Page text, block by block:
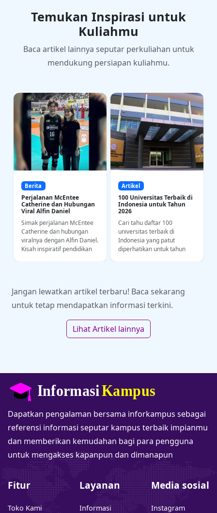
Temukan Inspirasi untuk
Kuliahmu
Baca artikel lainnya seputar perkuliahan untuk
mendukung persiapan kuliahmu.
Berita
Perjalanan McEntee
Catherine dan Hubungan
Viral Alfin Daniel
Simak perjalanan McEntee
Catherine dan hubungan
viralnya dengan Alfin Daniel.
Kisah inspiratif pendidikan
Artikel
100 Universitas Terbaik di
Indonesia untuk Tahun
2026
Cari tahu daftar 100
universitas terbaik di
Indonesia yang patut
diperhatikan untuk tahun
Jangan lewatkan artikel terbaru! Baca sekarang
untuk tetap mendapatkan informasi terkini.
Lihat Artikel lainnya
Dapatkan pengalaman bersama inforkampus sebagai
referensi informasi seputar kampus terbaik impianmu
dan memberikan kemudahan bagi para pengguna
untuk mengakses kapanpun dan dimanapun
Fitur
Toko Kami
Layanan
Informasi
Media sosial
Instagram